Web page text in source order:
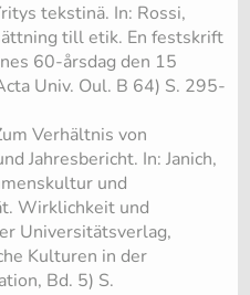
tekstinä. In: Rossi,
till etik. En festskrift
60-årsdag den 15
Univ. Oul. B 64) S. 295-
Verhältnis von
Jahresbericht. In: Janich,
und
Wirklichkeit und
Universitätsverlag,
Kulturen in der
Bd. 5) S.